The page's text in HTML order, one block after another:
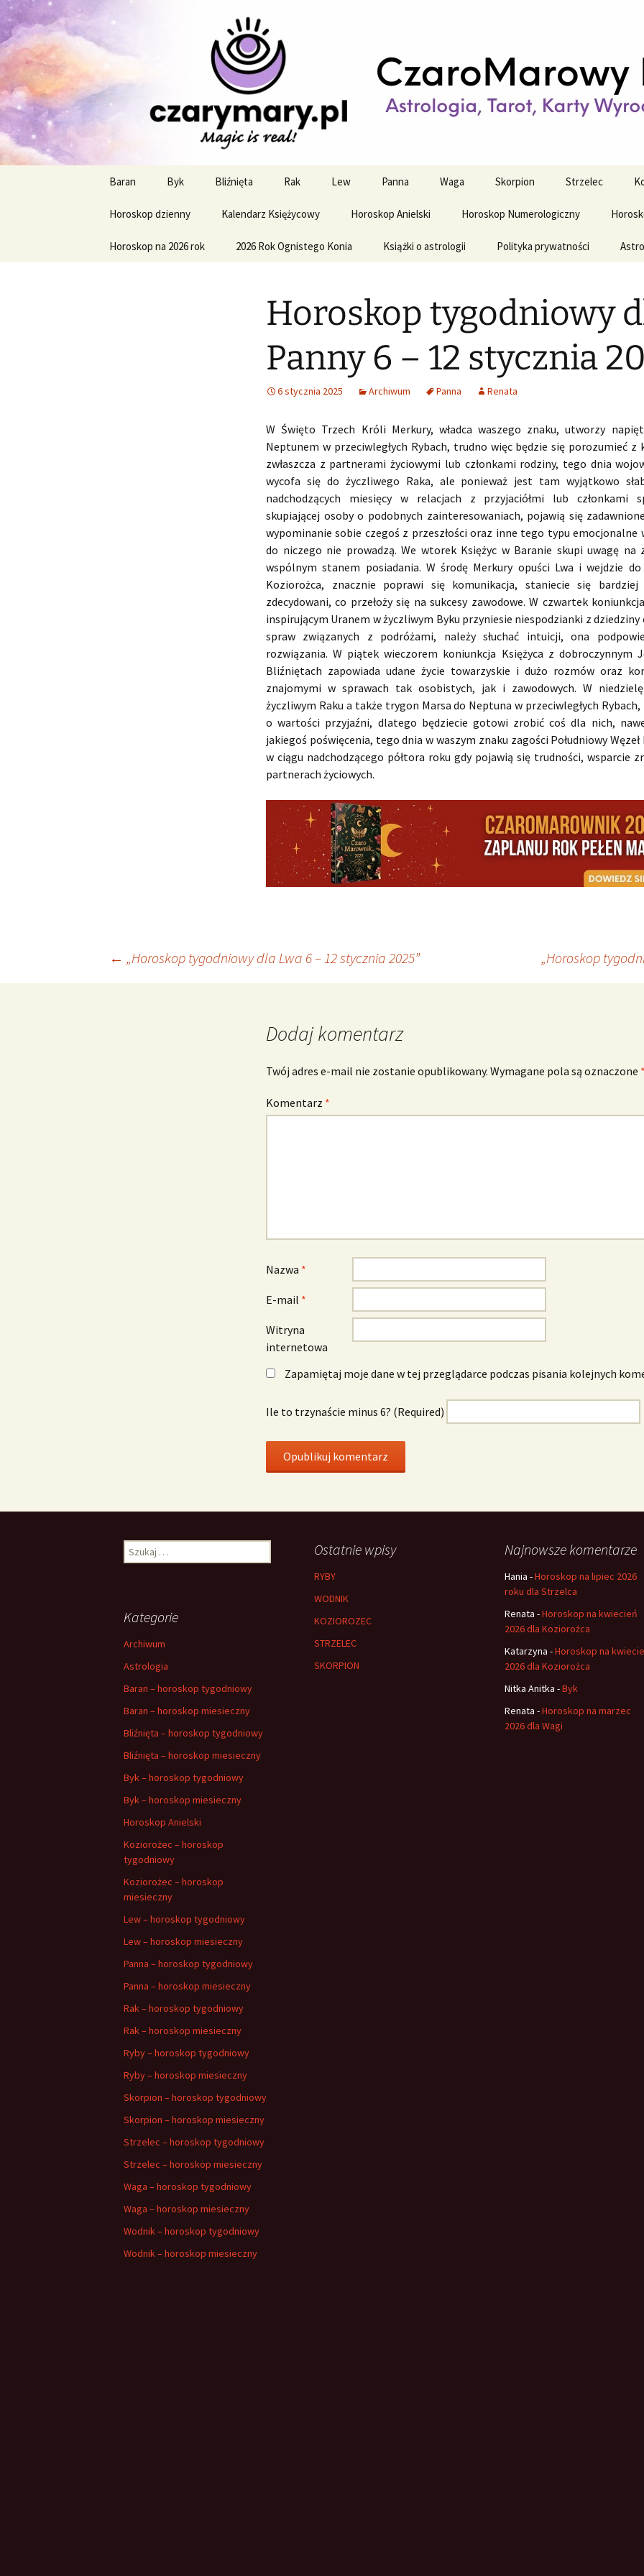
CzaroMarowy horoskop
miesięczny i tygodniowy
Profesjonalne przepowiednie astrologiczne
treści
Baran Byk Bliźnięta Rak Lew Panna Waga Skorpion Strzelec
Horoskop dzienny Kalendarz Księżycowy Horoskop Anielski Horoskop Numerologiczny
Horoskop na 2026 rok 2026 Rok Ognistego Konia Książki o astrologii Polityka prywatności
Horoskop tygodniowy
Panny 6 – 12 stycznia
6 stycznia 2025 Archiwum Panna Renata
W Święto Trzech Króli Merkury, władca waszego znaku, utworzy
Neptunem w przeciwległych Rybach, trudno więc będzie się porozumieć z
zwłaszcza z partnerami życiowymi lub członkami rodziny, tego dnia
wycofa się do życzliwego Raka, ale ponieważ jest tam wyjątkowo
nadchodzących miesięcy w relacjach z przyjaciółmi lub członkami
skupiającej osoby o podobnych zainteresowaniach, pojawią się
wypominanie sobie czegoś z przeszłości oraz inne tego typu emocjonalne
do niczego nie prowadzą. We wtorek Księżyc w Baranie skupi uwagę na
wspólnym stanem posiadania. W środę Merkury opuści Lwa i wejdzie
Koziorożca, znacznie poprawi się komunikacja, staniecie się
zdecydowani, co przełoży się na sukcesy zawodowe. W czwartek
inspirującym Uranem w życzliwym Byku przyniesie niespodzianki z dziedziny
spraw związanych z podróżami, należy słuchać intuicji, ona
rozwiązania. W piątek wieczorem koniunkcja Księżyca z dobroczynnym
Bliźniętach zapowiada udane życie towarzyskie i dużo rozmów oraz
znajomymi w sprawach tak osobistych, jak i zawodowych. W
życzliwym Raku a także trygon Marsa do Neptuna w przeciwległych
o wartości przyjaźni, dlatego będziecie gotowi zrobić coś dla nich,
jakiegoś poświęcenia, tego dnia w waszym znaku zagości Południowy Węzeł
w ciągu nadchodzącego półtora roku gdy pojawią się trudności, wsparcie
partnerach życiowych.
Nawigacja
← „Horoskop tygodniowy dla Lwa 6 – 12 stycznia 2025” „Horoskop
Dodaj komentarz
Twój adres e-mail nie zostanie opublikowany. Wymagane pola są oznaczone
Komentarz *
Nazwa *
E-mail *
Witryna
internetowa
Zapamiętaj moje dane w tej przeglądarce podczas pisania kolejnych
Ile to trzynaście minus 6? (Required)
Szukaj: Ostatnie wpisy
RYBY
WODNIK
KOZIOROZEC
STRZELEC
SKORPION
Najnowsze komentarze
Hania -Horoskop na lipiec 2026
roku dla Strzelca
Renata -Horoskop na kwiecień
2026 dla Koziorożca
Katarzyna -Horoskop na
2026 dla Koziorożca
Nitka Anitka -Byk
Renata -Horoskop na marzec
2026 dla Wagi
Kategorie
Archiwum
Astrologia
Baran – horoskop tygodniowy
Baran – horoskop miesieczny
Bliźnięta – horoskop tygodniowy
Bliźnięta – horoskop miesieczny
Byk – horoskop tygodniowy
Byk – horoskop miesieczny
Horoskop Anielski
Koziorożec – horoskop
tygodniowy
Koziorożec – horoskop
miesieczny
Lew – horoskop tygodniowy
Lew – horoskop miesieczny
Panna – horoskop tygodniowy
Panna – horoskop miesieczny
Rak – horoskop tygodniowy
Rak – horoskop miesieczny
Ryby – horoskop tygodniowy
Ryby – horoskop miesieczny
Skorpion – horoskop tygodniowy
Skorpion – horoskop miesieczny
Strzelec – horoskop tygodniowy
Strzelec – horoskop miesieczny
Waga – horoskop tygodniowy
Waga – horoskop miesieczny
Wodnik – horoskop tygodniowy
Wodnik – horoskop miesieczny